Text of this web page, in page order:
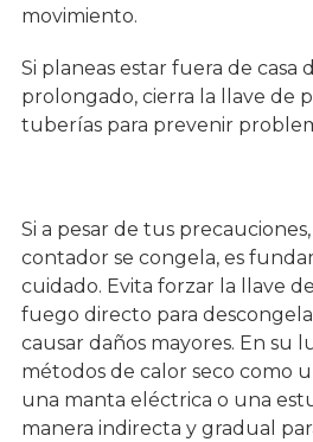
movimiento.
Si planeas estar fuera de
prolongado, cierra la llave de
tuberías para prevenir
Si a pesar de tus
contador se congela, es
cuidado. Evita forzar la llave
fuego directo para
causar daños mayores. En su
métodos de calor seco como
una manta eléctrica o una
manera indirecta y gradual